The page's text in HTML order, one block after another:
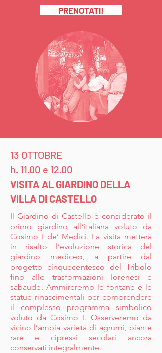
PRENOTATI!
13 OTTOBRE
h. 11.00 e 12.00
VISITA AL GIARDINO DELLA
VILLA DI CASTELLO
Il Giardino di Castello è considerato il
primo giardino all’italiana voluto da
Cosimo I de’ Medici. La visita metterà
in risalto l’evoluzione storica del
giardino mediceo, a partire dal
progetto cinquecentesco del Tribolo
fino alle trasformazioni lorenesi e
sabaude. Ammireremo le fontane e le
statue rinascimentali per comprendere
il complesso programma simbolico
voluto da Cosimo I. Osserveremo da
vicino l’ampia varietà di agrumi, piante
rare e cipressi secolari ancora
conservati integralmente.